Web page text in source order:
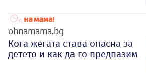
ohnamama.bg
Кога жегата става опасна за
детето и как да го предпазим